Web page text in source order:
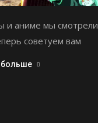
и аниме мы смотрели
советуем вам
больше